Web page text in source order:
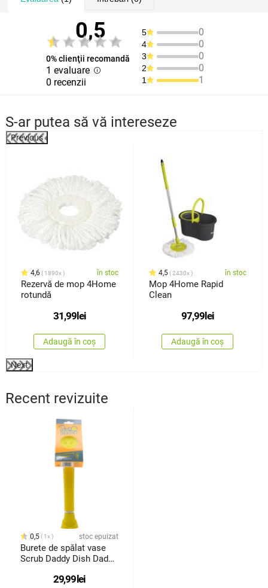
0,5
0% clienţii recomandă
1 evaluare
0 recenzii
5 0
4 0
3 0
2 0
1 1
S-ar putea să vă intereseze
Previous
4,6 1890x în stoc
Rezervă de mop 4Home
rotundă
31,99lei
Adaugă în coș
4,5 2430x în stoc
Mop 4Home Rapid
Clean
97,99lei
Adaugă în coș
Next
Recent revizuite
0,5 1x stoc epuizat
Burete de spălat vase
Scrub Daddy Dish Daddy,
detergent29,99 lei